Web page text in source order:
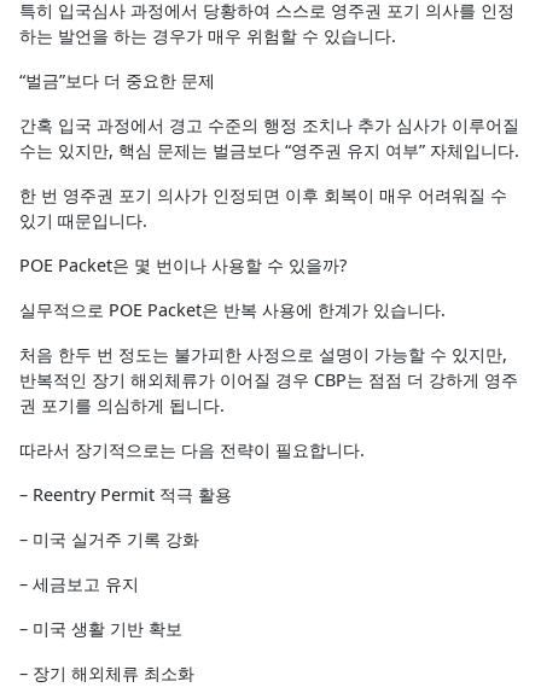
특히 입국심사 과정에서 당황하여 스스로 영주권 포기 의사를 인정
하는 발언을 하는 경우가 매우 위험할 수 있습니다.
“벌금”보다 더 중요한 문제
간혹 입국 과정에서 경고 수준의 행정 조치나 추가 심사가 이루어질
수는 있지만, 핵심 문제는 벌금보다 “영주권 유지 여부” 자체입니다.
한 번 영주권 포기 의사가 인정되면 이후 회복이 매우 어려워질 수
있기 때문입니다.
POE Packet은 몇 번이나 사용할 수 있을까?
실무적으로 POE Packet은 반복 사용에 한계가 있습니다.
처음 한두 번 정도는 불가피한 사정으로 설명이 가능할 수 있지만,
반복적인 장기 해외체류가 이어질 경우 CBP는 점점 더 강하게 영주
권 포기를 의심하게 됩니다.
따라서 장기적으로는 다음 전략이 필요합니다.
– Reentry Permit 적극 활용
– 미국 실거주 기록 강화
– 세금보고 유지
– 미국 생활 기반 확보
– 장기 해외체류 최소화